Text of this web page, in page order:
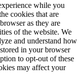
while you
cookies that are
as they are
of the website. We
and understand how
in your browser
to opt-out of these
may affect your